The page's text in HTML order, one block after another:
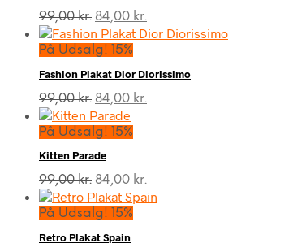
99,00kr. Den
oprindelige
pris
99,00 kr..
84,00 kr.
aktuelle
84,00 kr..
På Udsalg! 15%
Fashion Plakat Dior Diorissimo
99,00kr. Den
oprindelige
pris
99,00 kr..
84,00 kr.
På Udsalg! 15%
Kitten Parade
99,00kr. Den
oprindelige
pris
99,00 kr..
84,00 kr.
aktuelle
På Udsalg! 15%
Retro Plakat Spain